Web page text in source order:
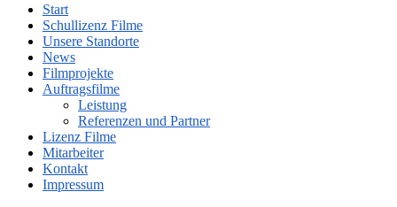
Start
Schullizenz Filme
Unsere Standorte
News
Filmprojekte
Auftragsfilme
Leistung
Referenzen und Partner
Lizenz Filme
Mitarbeiter
Kontakt
Impressum